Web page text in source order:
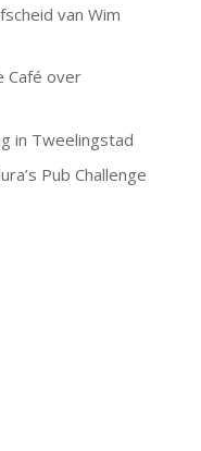
van Wim
Café over
in Tweelingstad
Pub Challenge